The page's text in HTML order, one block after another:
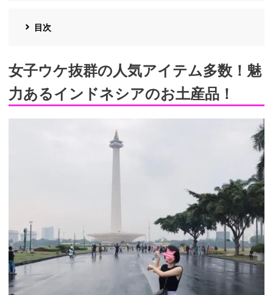
目次
女子ウケ抜群の人気アイテム多数！魅
力あるインドネシアのお土産品！